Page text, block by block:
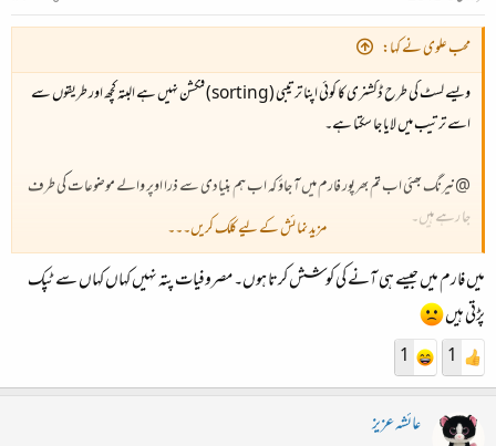
محب علوی نے کہا:
ویسے لسٹ کی طرح ڈکشنری کا کوئی اپنا ترتیبی (sorting) فنکشن نہیں ہے البتہ کچھ اور طریقوں سے
اسے ترتیب میں لایا جا سکتا ہے۔
@نیرنگ بھئی اب تم بھرپور فارم میں آ جاؤ کہ اب ہم بنیادی سے ذرا اوپر والے موضوعات کی طرف
جا رہے ہیں۔
تمہارے سوالات بہت اہم ہیں کیونکہ سوالات اب وہی کر سکے گا جو کچھ سمجھ رہا ہے۔
مزید نمائش کے لیے کلک کریں۔۔۔
میں فارم میں جیسے ہی آنے کی کوشش کرتا ہوں۔ مصروفیات پتہ نہیں کہاں کہاں سے ٹپک
پڑتی ہیں
1
1
عائشہ عزیز